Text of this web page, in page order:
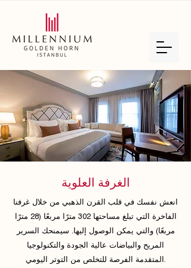
الغرفة العلوية
انعش نفسك في قلب القرن الذهبي من خلال غرفنا
الفاخرة التي تبلغ مساحتها 302 مترًا مربعًا (28 مترًا
مربعًا) والتي يمكن الوصول إليها. سيمنحك السرير
المريح والبياضات عالية الجودة والتكنولوجيا
المتقدمة الفرصة للتخلص من التوتر اليومي.